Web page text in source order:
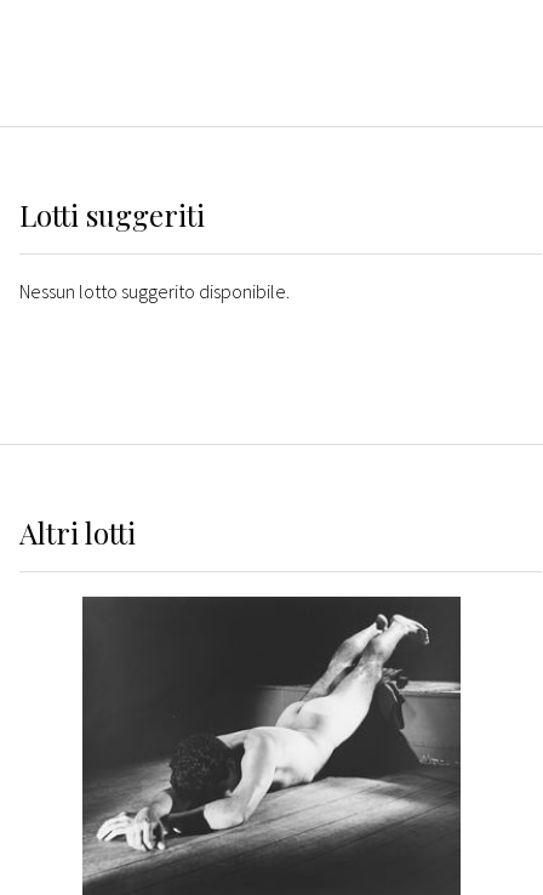
Lotti suggeriti
Nessun lotto suggerito disponibile.
Altrilotti